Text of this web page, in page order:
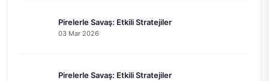
Pirelerle Savaş: Etkili Stratejiler
03 Mar 2026
Pirelerle Savaş: Etkili Stratejiler